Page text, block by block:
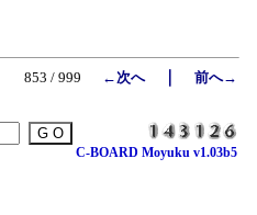
853 / 999 ←次へ｜ 前へ→
C-BOARD Moyuku v1.03b5